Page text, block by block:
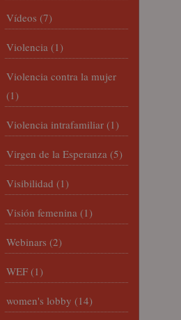
Vídeos (7)
Violencia (1)
Violencia contra la mujer
(1)
Violencia intrafamiliar (1)
Virgen de la Esperanza (5)
Visibilidad (1)
Visión femenina (1)
Webinars (2)
WEF (1)
women's lobby (14)